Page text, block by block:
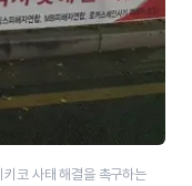
코 사태 해결을 촉구하는